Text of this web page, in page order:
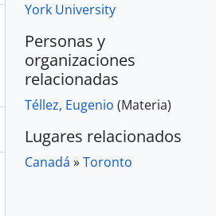
York University
Personas y
organizaciones
relacionadas
Téllez, Eugenio (Materia)
Lugares relacionados
Canadá »Toronto